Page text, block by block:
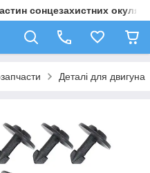
сонцезахистних
Деталі для двигуна